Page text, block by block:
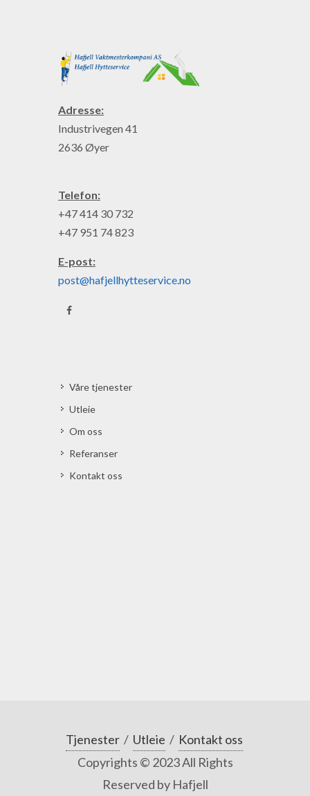
Adresse:
Industrivegen 41
2636 Øyer
Telefon:
+47 414 30 732
+47 951 74 823
E-post:
post@hafjellhytteservice.no
Våre tjenester
Utleie
Om oss
Referanser
Kontakt oss
Tjenester / Utleie / Kontakt oss
Copyrights © 2023 All Rights
Reserved by Hafjell